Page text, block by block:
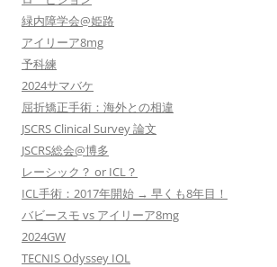
緑内障学会@姫路
アイリーア8mg
予科練
2024サマバケ
屈折矯正手術：海外との相違
JSCRS Clinical Survey 論文
JSCRS総会@博多
レーシック？ or ICL？
ICL手術：2017年開始 → 早くも8年目！
バビースモ vs アイリーア8mg
2024GW
TECNIS Odyssey IOL